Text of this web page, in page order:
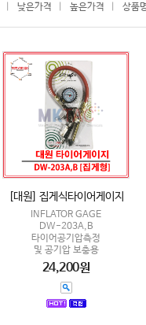
낮은가격 높은가격 상품
[대원] 집게식타이어게이지
INFLATOR GAGE
DW-203A,B
타이어공기압측정
및 공기압 보충용
24,200원